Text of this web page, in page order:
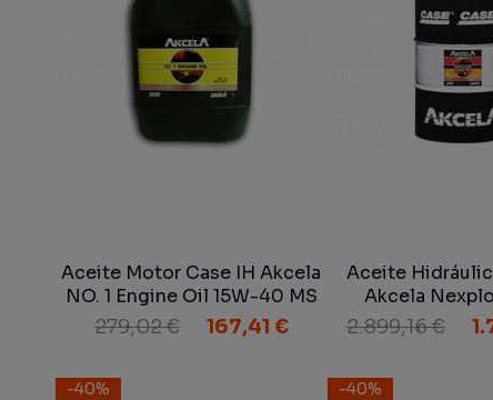
Aceite Motor Case IH Akcela
NO. 1 Engine Oil 15W-40 MS
1121 SAE 15W-40 20 L
279,02 € 167,41 €
Aceite
Akcela
10W/30 MAT
2.899,16 €
-40% -40%